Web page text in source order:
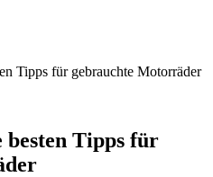
Tipps für gebrauchte Motorräder
Tipps für